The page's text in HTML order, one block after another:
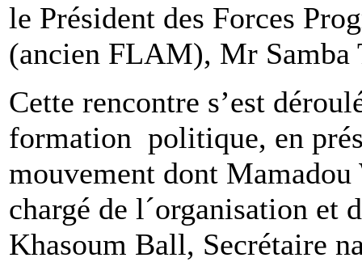
le Président des Forces
(ancien FLAM), Mr Samba
Cette rencontre s’est
formation politique, en
mouvement dont
chargé de l´organisation et
Khasoum Ball, Secrétaire